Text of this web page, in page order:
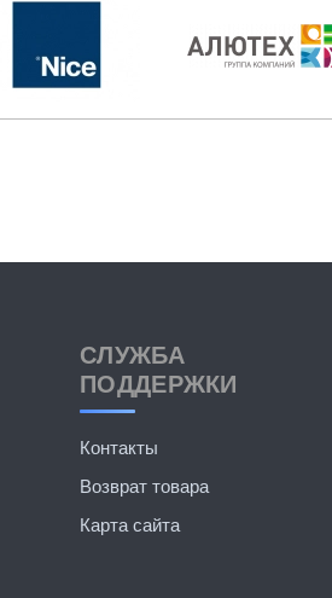
СЛУЖБА
ПОДДЕРЖКИ
Контакты
Возврат товара
Карта сайта